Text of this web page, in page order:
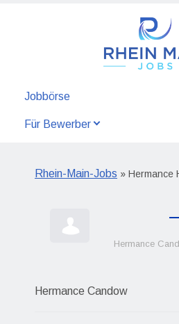
Jobbörse
Für Bewerber
Rhein-Main-Jobs » Hermance
Hermance
Hermance Candow